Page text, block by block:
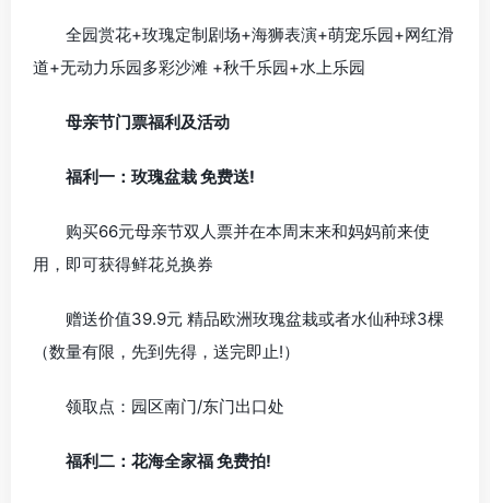
全园赏花+玫瑰定制剧场+海狮表演+萌宠乐园+网红滑
道+无动力乐园多彩沙滩 +秋千乐园+水上乐园
母亲节门票福利及活动
福利一：玫瑰盆栽 免费送!
购买66元母亲节双人票并在本周末来和妈妈前来使
用，即可获得鲜花兑换券
赠送价值39.9元 精品欧洲玫瑰盆栽或者水仙种球3棵
（数量有限，先到先得，送完即止!）
领取点：园区南门/东门出口处
福利二：花海全家福 免费拍!